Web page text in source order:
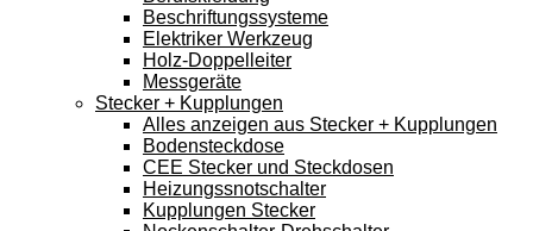
Beschriftungssysteme
Elektriker Werkzeug
Holz-Doppelleiter
Messgeräte
Stecker + Kupplungen
Alles anzeigen aus Stecker + Kupplungen
Bodensteckdose
CEE Stecker und Steckdosen
Heizungssnotschalter
Kupplungen Stecker